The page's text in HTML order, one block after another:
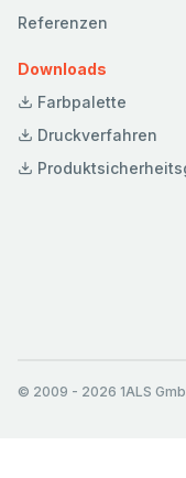
Referenzen
Downloads
Farbpalette
Druckverfahren
© 2009 - 2026 1ALS